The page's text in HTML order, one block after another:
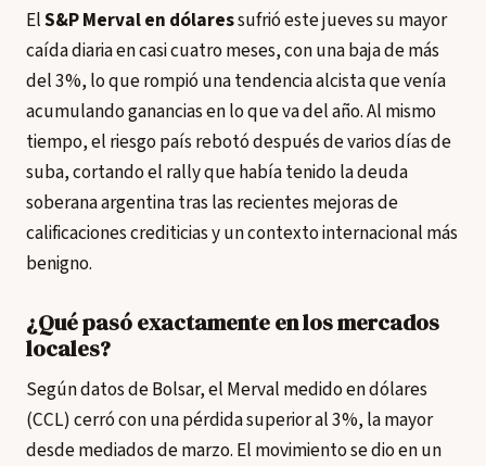
ElS&P Merval en dólaressufrió este jueves su mayor
caída diaria en casi cuatro meses, con una baja de más
del 3%, lo que rompió una tendencia alcista que venía
acumulando ganancias en lo que va del año. Al mismo
tiempo, el riesgo país rebotó después de varios días de
suba, cortando el rally que había tenido la deuda
soberana argentina tras las recientes mejoras de
calificaciones crediticias y un contexto internacional más
benigno.
¿Qué pasó exactamente en los mercados
locales?
Según datos de Bolsar, el Merval medido en dólares
(CCL) cerró con una pérdida superior al 3%, la mayor
desde mediados de marzo. El movimiento se dio en un